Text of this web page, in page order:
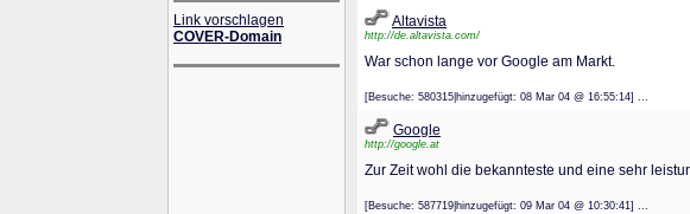
Link vorschlagen
COVER-Domain
Altavista
http://de.altavista.com/
War schon lange vor Google am Markt.
[Besuche: 580315|hinzugefügt: 08 Mar 04 @ 16:55:14] ...
Google
http://google.at
Zur Zeit wohl die bekannteste und eine sehr
[Besuche: 587719|hinzugefügt: 09 Mar 04 @ 10:30:41] ...